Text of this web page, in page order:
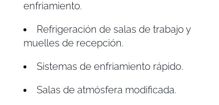
enfriamiento.
Refrigeración de salas de trabajo y
muelles de recepción.
Sistemas de enfriamiento rápido.
Salas de atmósfera modificada.